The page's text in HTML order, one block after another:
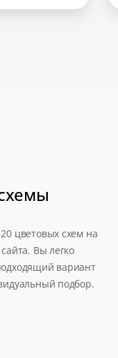
цветовых схем на
Вы легко
вариант
подбор.